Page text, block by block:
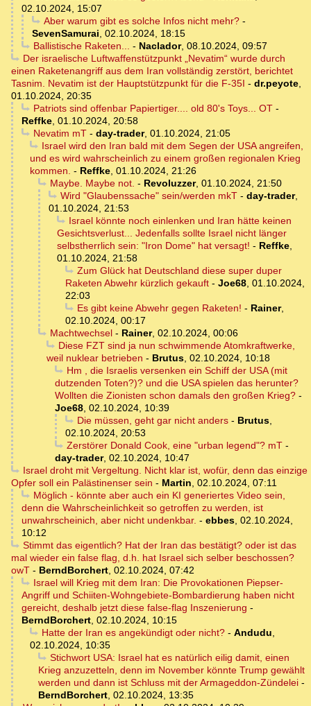
02.10.2024, 15:07
Aber warum gibt es solche Infos nicht mehr?-
SevenSamurai, 02.10.2024, 18:15
Ballistische Raketen... - Naclador, 08.10.2024, 09:57
Der israelische Luftwaffenstützpunkt „Nevatim“ wurde durch
einen Raketenangriff aus dem Iran vollständig zerstört, berichtet
Tasnim. Nevatim ist der Hauptstützpunkt für die F-35I - dr.peyote,
01.10.2024, 20:35
Patriots sind offenbar Papiertiger.... old 80's Toys... OT-
Reffke, 01.10.2024, 20:58
Nevatim mT- day-trader, 01.10.2024, 21:05
Israel wird den Iran bald mit dem Segen der USA angreifen,
und es wird wahrscheinlich zu einem großen regionalen Krieg
kommen. - Reffke, 01.10.2024, 21:26
Maybe. Maybe not. - Revoluzzer, 01.10.2024, 21:50
Wird "Glaubenssache" sein/werden mkT- day-trader,
01.10.2024, 21:53
Israel könnte noch einlenken und Iran hätte keinen
Gesichtsverlust... Jedenfalls sollte Israel nicht länger
selbstherrlich sein: "Iron Dome" hat versagt! - Reffke,
01.10.2024, 21:58
Zum Glück hat Deutschland diese super duper
Raketen Abwehr kürzlich gekauft - Joe68, 01.10.2024,
22:03
Es gibt keine Abwehr gegen Raketen! - Rainer,
02.10.2024, 00:17
Machtwechsel- Rainer, 02.10.2024, 00:06
Diese FZT sind ja nun schwimmende Atomkraftwerke,
weil nuklear betrieben - Brutus, 02.10.2024, 10:18
Hm , die Israelis versenken ein Schiff der USA (mit
dutzenden Toten?)? und die USA spielen das herunter?
Wollten die Zionisten schon damals den großen Krieg? -
Joe68, 02.10.2024, 10:39
Die müssen, geht gar nicht anders- Brutus,
02.10.2024, 20:53
Zerstörer Donald Cook, eine "urban legend"? mT-
day-trader, 02.10.2024, 10:47
Israel droht mit Vergeltung. Nicht klar ist, wofür, denn das einzige
Opfer soll ein Palästinenser sein - Martin, 02.10.2024, 07:11
Möglich - könnte aber auch ein KI generiertes Video sein,
denn die Wahrscheinlichkeit so getroffen zu werden, ist
unwahrscheinich, aber nicht undenkbar. - ebbes, 02.10.2024,
10:12
Stimmt das eigentlich? Hat der Iran das bestätigt? oder ist das
mal wieder ein false flag, d.h. hat Israel sich selber beschossen?
owT - BerndBorchert, 02.10.2024, 07:42
Israel will Krieg mit dem Iran: Die Provokationen Piepser-
Angriff und Schiiten-Wohngebiete-Bombardierung haben nicht
gereicht, deshalb jetzt diese false-flag Inszenierung -
BerndBorchert, 02.10.2024, 10:15
Hatte der Iran es angekündigt oder nicht?- Andudu,
02.10.2024, 10:35
Stichwort USA: Israel hat es natürlich eilig damit, einen
Krieg anzuzetteln, denn im November könnte Trump gewählt
werden und dann ist Schluss mit der Armageddon-Zündelei -
BerndBorchert, 02.10.2024, 13:35